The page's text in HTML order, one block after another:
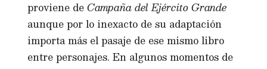
proviene deCampaña del Ejército Grande
aunque por lo inexacto de su adaptación
importa más el pasaje de ese mismo libro
entre personajes. En algunos momentos de